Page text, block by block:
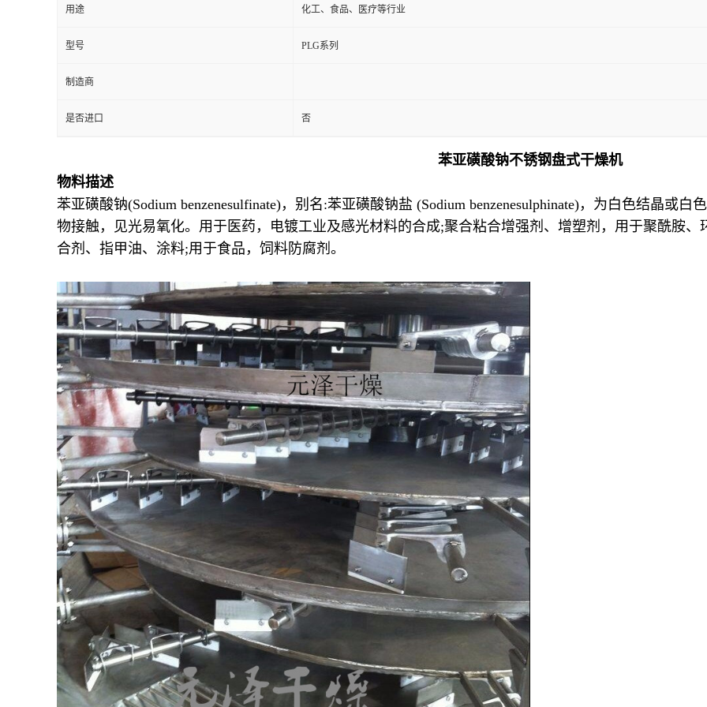
用途 化工、食品、医疗等行业
型号 PLG系列
制造商
是否进口 否
苯亚磺酸钠不锈钢盘式干燥机
物料描述
苯亚磺酸钠(Sodium benzenesulfinate)，别名:苯亚磺酸钠盐 (Sodium benzenesulphinate)，为白色结晶或
物接触，见光易氧化。用于医药，电镀工业及感光材料的合成;聚合粘合增强剂、增塑剂，用于聚酰胺
合剂、指甲油、涂料;用于食品，饲料防腐剂。